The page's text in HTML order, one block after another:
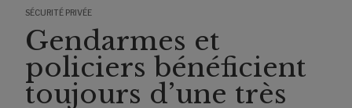
SÉCURITÉ PRIVÉE
Gendarmes et
policiers bénéficient
toujours d’une très